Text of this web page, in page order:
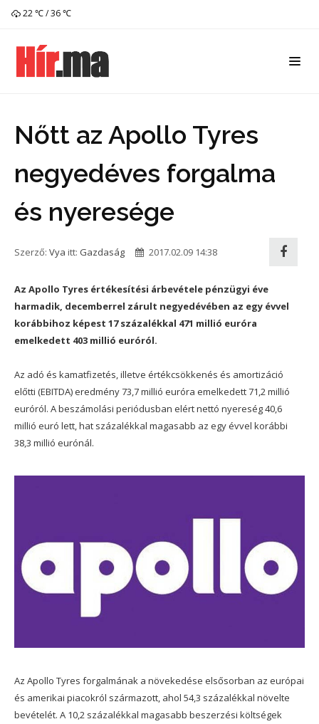
22 ℃ / 36 ℃
Nőtt az Apollo Tyres
negyedéves forgalma
és nyeresége
Szerző: Vya itt: Gazdaság 2017.02.09 14:38
Az Apollo Tyres értékesítési árbevétele pénzügyi éve
harmadik, decemberrel zárult negyedévében az egy évvel
korábbihoz képest 17 százalékkal 471 millió euróra
emelkedett 403 millió euróról.
Az adó és kamatfizetés, illetve értékcsökkenés és amortizáció
előtti (EBITDA) eredmény 73,7 millió euróra emelkedett 71,2 millió
euróról. A beszámolási periódusban elért nettó nyereség 40,6
millió euró lett, hat százalékkal magasabb az egy évvel korábbi
38,3 millió eurónál.
Az Apollo Tyres forgalmának a növekedése elsősorban az európai
és amerikai piacokról származott, ahol 54,3 százalékkal növelte
bevételét. A 10,2 százalékkal magasabb beszerzési költségek